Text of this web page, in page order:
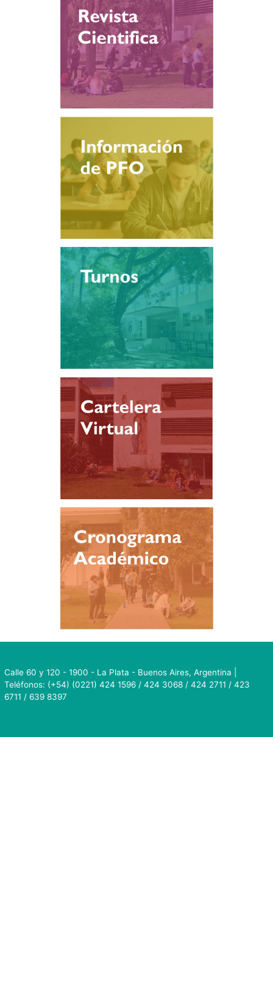
Calle 60 y 120 - 1900 - La Plata - Buenos Aires, Argentina |
Teléfonos: (+54) (0221) 424 1596 / 424 3068 / 424 2711 / 423
6711 / 639 8397